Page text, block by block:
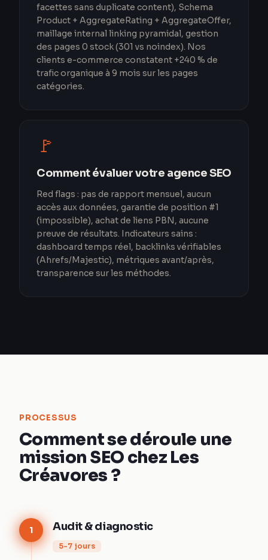
facettes sans duplicate content), Schema
Product + AggregateRating + AggregateOffer,
maillage internal linking pyramidal, gestion
des pages 0 stock (301 vs noindex). Nos
clients e-commerce constatent +240 % de
trafic organique à 9 mois sur les pages
catégories.
🚩
Comment évaluer votre agence SEO
Red flags : pas de rapport mensuel, aucun
accès aux données, garantie de position #1
(impossible), achat de liens PBN, aucune
preuve de résultats. Indicateurs sains :
dashboard temps réel, backlinks vérifiables
(Ahrefs/Majestic), métriques avant/après,
transparence sur les méthodes.
PROCESSUS
Comment se déroule une
mission SEO chez Les
Créavores ?
1 Audit & diagnostic
5-7 jours